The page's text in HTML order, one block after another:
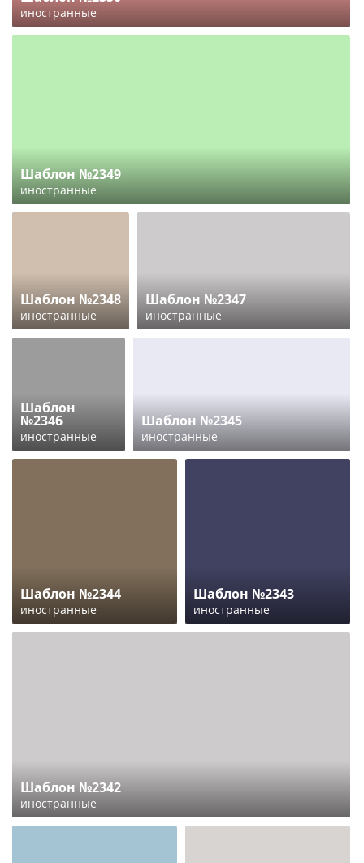
иностранные
Шаблон №2349
иностранные
Шаблон №2348
иностранные
Шаблон №2347
иностранные
Шаблон
№2346
иностранные
Шаблон №2345
иностранные
Шаблон №2344
иностранные
Шаблон №2343
иностранные
Шаблон №2342
иностранные